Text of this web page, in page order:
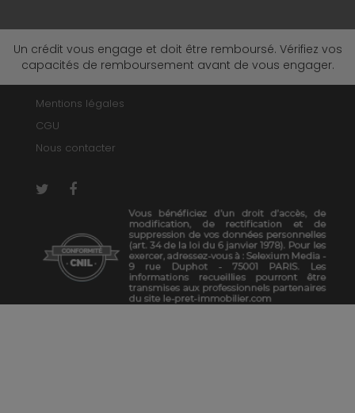
Un crédit vous engage et doit être remboursé. Vérifiez vos
capacités de remboursement avant de vous engager.
Mentions légales
CGU
Nous contacter